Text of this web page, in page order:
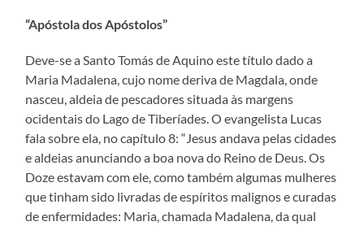
“Apóstola dos Apóstolos”
Deve-se a Santo Tomás de Aquino este título dado a
Maria Madalena, cujo nome deriva de Magdala, onde
nasceu, aldeia de pescadores situada às margens
ocidentais do Lago de Tiberíades. O evangelista Lucas
fala sobre ela, no capítulo 8: “Jesus andava pelas cidades
e aldeias anunciando a boa nova do Reino de Deus. Os
Doze estavam com ele, como também algumas mulheres
que tinham sido livradas de espíritos malignos e curadas
de enfermidades: Maria, chamada Madalena, da qual